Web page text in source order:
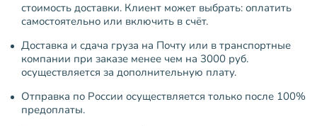
стоимость доставки. Клиент может выбрать: оплатить
самостоятельно или включить в счёт.
Доставка и сдача груза на Почту или в транспортные
компании при заказе менее чем на 3000 руб.
осуществляется за дополнительную плату.
Отправка по России осуществляется только после 100%
предоплаты.